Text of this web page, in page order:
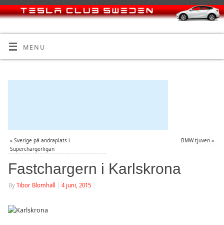
MENU
« Sverige på andraplats i
Superchargerligan
BMW-tjuven »
Fastchargern i Karlskrona
By Tibor Blomhäll 4 juni, 2015